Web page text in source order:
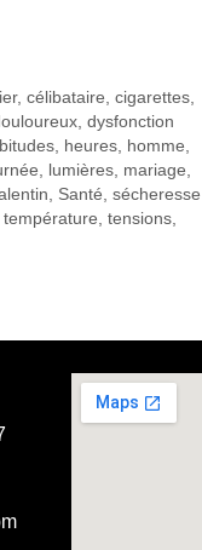
,célibataire,cigarettes,
, dysfonction
, heures, homme,
, lumières, mariage,
, Santé, sécheresse
température, tensions,